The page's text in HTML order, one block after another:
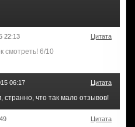
22:13 Цитата
смотреть! 6/10
06:17 Цитата
что так мало отзывов!
Цитата